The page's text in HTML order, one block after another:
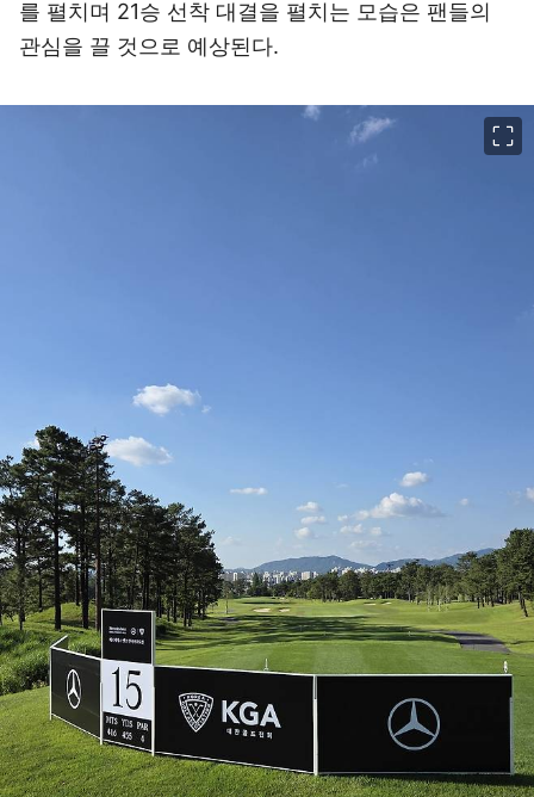
를 펼치며 21승 선착 대결을 펼치는 모습은 팬들의
관심을 끌 것으로 예상된다.